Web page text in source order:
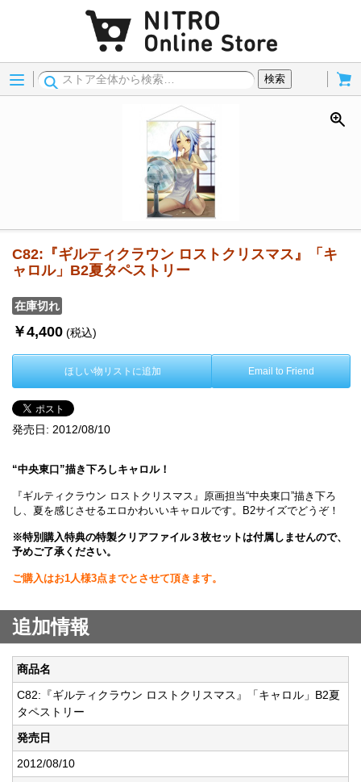
Menu
検索
C82:『ギルティクラウン ロストクリスマス』「キ
ャロル」B2夏タペストリー
在庫切れ
￥4,400 (税込)
ほしい物リストに追加 Email to Friend
発売日: 2012/08/10
“中央東口”描き下ろしキャロル！
『ギルティクラウン ロストクリスマス』原画担当“中央東口”描き下ろ
し、夏を感じさせるエロかわいいキャロルです。B2サイズでどうぞ！
※特別購入特典の特製クリアファイル３枚セットは付属しませんので、
予めご了承ください。
ご購入はお1人様3点までとさせて頂きます。
追加情報
商品名
C82:『ギルティクラウン ロストクリスマス』「キャロル」B2夏
タペストリー
発売日
2012/08/10